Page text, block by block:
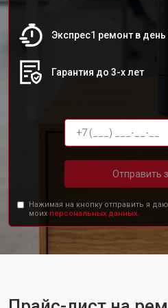
Экспрес1 ремонт в
Гарантия до 3-х лет
Отправить
Нажимая на кнопку отправить я
моих персональных данных.